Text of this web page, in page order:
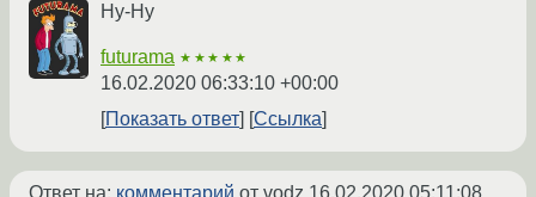
Hy-Hy
futurama ★★★★★
16.02.2020 06:33:10 +00:00
Показать ответ
Ссылка